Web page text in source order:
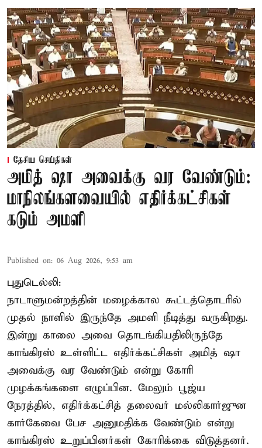
தேசிய செய்திகள்
அமித் ஷா அவைக்கு வர வேண்டும்:
மாநிலங்களவையில் எதிர்க்கட்சிகள்
கடும் அமளி
Published on: 06 Aug 2026, 9:53 am
புதுடெல்லி:
நாடாளுமன்றத்தின் மழைக்கால கூட்டத்தொடரில்
முதல் நாளில் இருந்தே அமளி நீடித்து வருகிறது.
இன்று காலை அவை தொடங்கியதிலிருந்தே
காங்கிரஸ் உள்ளிட்ட எதிர்க்கட்சிகள் அமித் ஷா
அவைக்கு வர வேண்டும் என்று கோரி
முழக்கங்களை எழுப்பின. மேலும் பூஜ்ய
நேரத்தில், எதிர்க்கட்சித் தலைவர் மல்லிகார்ஜுன
கார்கேவை பேச அனுமதிக்க வேண்டும் என்று
காங்கிரஸ் உறுப்பினர்கள் கோரிக்கை விடுத்தனர்.